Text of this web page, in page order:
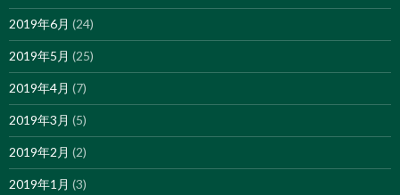
2019年6月 (24)
2019年5月 (25)
2019年4月 (7)
2019年3月 (5)
2019年2月 (2)
2019年1月 (3)